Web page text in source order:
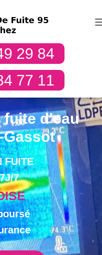
29 84
77 11
d’eau
FUITE
7